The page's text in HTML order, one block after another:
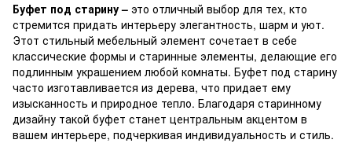
Буфет под старину – это отличный выбор для тех, кто
стремится придать интерьеру элегантность, шарм и уют.
Этот стильный мебельный элемент сочетает в себе
классические формы и старинные элементы, делающие его
подлинным украшением любой комнаты. Буфет под старину
часто изготавливается из дерева, что придает ему
изысканность и природное тепло. Благодаря старинному
дизайну такой буфет станет центральным акцентом в
вашем интерьере, подчеркивая индивидуальность и стиль.